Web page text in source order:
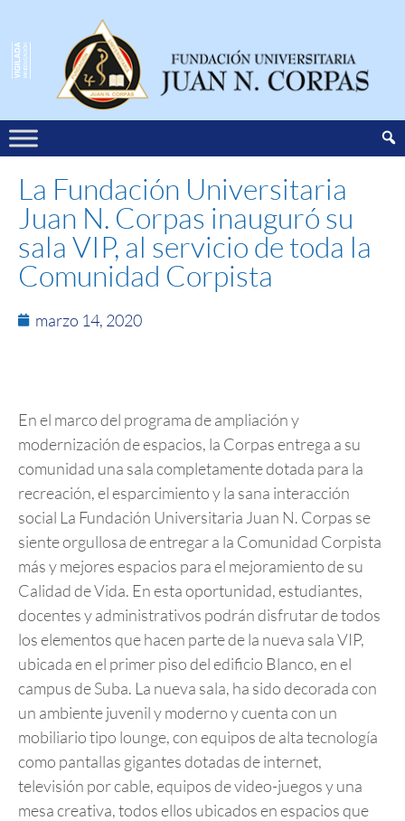
La Fundación Universitaria
Juan N. Corpas inauguró su
sala VIP, al servicio de toda la
Comunidad Corpista
marzo 14, 2020
En el marco del programa de ampliación y
modernización de espacios, la Corpas entrega a su
comunidad una sala completamente dotada para la
recreación, el esparcimiento y la sana interacción
social La Fundación Universitaria Juan N. Corpas se
siente orgullosa de entregar a la Comunidad Corpista
más y mejores espacios para el mejoramiento de su
Calidad de Vida. En esta oportunidad, estudiantes,
docentes y administrativos podrán disfrutar de todos
los elementos que hacen parte de la nueva sala VIP,
ubicada en el primer piso del edificio Blanco, en el
campus de Suba. La nueva sala, ha sido decorada con
un ambiente juvenil y moderno y cuenta con un
mobiliario tipo lounge, con equipos de alta tecnología
como pantallas gigantes dotadas de internet,
televisión por cable, equipos de video-juegos y una
mesa creativa, todos ellos ubicados en espacios que